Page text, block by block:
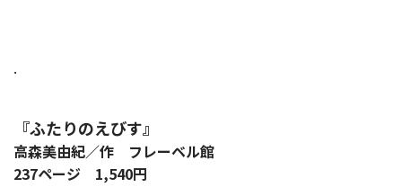
.
『ふたりのえびす』
高森美由紀／作 フレーベル館
237ページ 1,540円